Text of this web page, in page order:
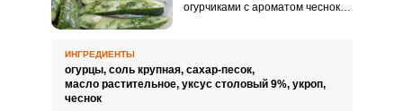
огурчиками с ароматом чеснока
готовку, а хочется вкусных и
нежных соленых огурцов.
ИНГРЕДИЕНТЫ
огурцы, соль крупная, сахар-песок,
масло растительное, уксус столовый 9%, укроп,
чеснок